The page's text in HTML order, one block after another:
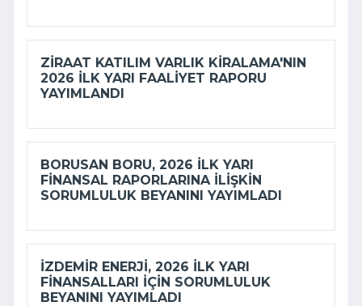
ZIRAAT KATILIM VARLIK KIRALAMA'NIN
2026 ILK YARI FAALIYET RAPORU
YAYIMLANDI
BORUSAN BORU, 2026 ILK YARI
FINANSAL RAPORLARINA ILIŞKIN
SORUMLULUK BEYANINI YAYIMLADI
İZDEMİR ENERJI, 2026 ILK YARI
FINANSALLARI IÇIN SORUMLULUK
BEYANINI YAYIMLADI